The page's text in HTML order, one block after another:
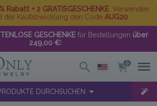
Rabatt + 2 GRATISGESCHENKE. Verwenden
der Kaufabwicklung den Code AUG20
GESCHENKE für Bestellungen über
249,00 €!
0
DURCHSUCHEN